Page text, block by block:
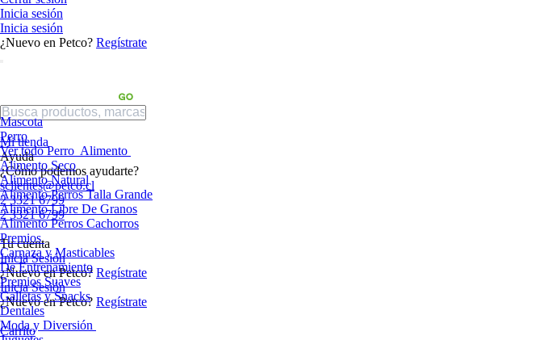
Inicia sesión
Inicia sesión
¿Nuevo en Petco? Regístrate
Mi tienda
Ayuda
¿Cómo podemos ayudarte?
sclientes@petco.cl
2 3321 6799
2 3321 6799
Tu cuenta
Inicia Sesión
¿Nuevo en Petco? Regístrate
Inicia Sesión
¿Nuevo en Petco? Regístrate
Carrito
Mascota
Perro
Ver todo Perro Alimento
Alimento Seco
Alimento Natural
Alimento Perros Talla Grande
Alimento Libre De Granos
Alimento Perros Cachorros
Premios
Carnaza y Masticables
De Entrenamiento
Premios Suaves
Galletas y Snacks
Dentales
Moda y Diversión